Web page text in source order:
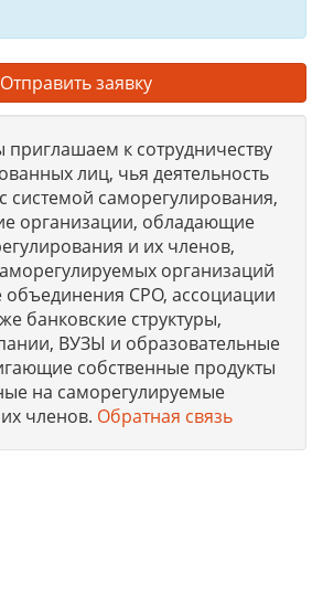
Отправить заявку
к сотрудничеству
лиц, чья деятельность
системой саморегулирования,
организации, обладающие
и их членов,
организаций
СРО, ассоциации
банковские структуры,
ВУЗЫ и образовательные
собственные продукты
на саморегулируемые
членов. Обратная связь